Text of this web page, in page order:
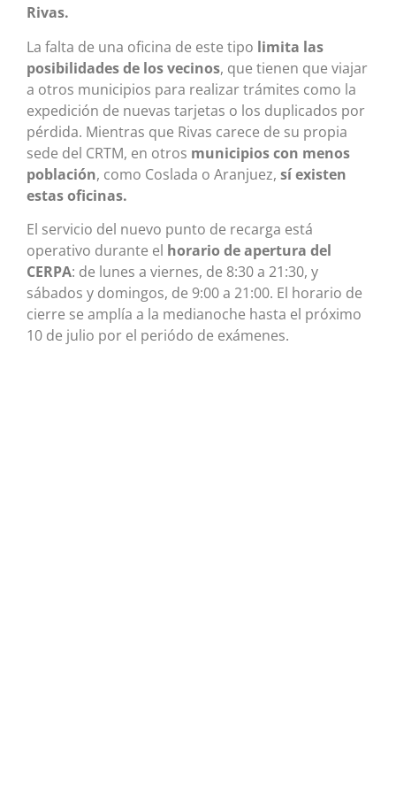
Rivas.
La falta de una oficina de este tipo limita las
posibilidades de los vecinos, que tienen que viajar
a otros municipios para realizar trámites como la
expedición de nuevas tarjetas o los duplicados por
pérdida. Mientras que Rivas carece de su propia
sede del CRTM, en otros municipios con menos
población, como Coslada o Aranjuez, sí existen
estas oficinas.
El servicio del nuevo punto de recarga está
operativo durante el horario de apertura del
CERPA: de lunes a viernes, de 8:30 a 21:30, y
sábados y domingos, de 9:00 a 21:00. El horario de
cierre se amplía a la medianoche hasta el próximo
10 de julio por el periódo de exámenes.